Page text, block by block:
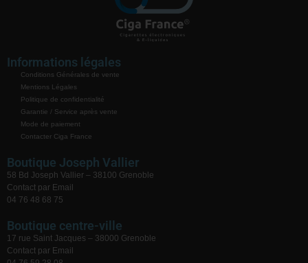
Informations légales
Conditions Générales de vente
Mentions Légales
Politique de confidentialité
Garantie / Service après vente
Mode de paiement
Contacter Ciga France
Boutique Joseph Vallier
58 Bd Joseph Vallier – 38100 Grenoble
Contact par Email
04 76 48 68 75
Boutique centre-ville
17 rue Saint Jacques – 38000 Grenoble
Contact par Email